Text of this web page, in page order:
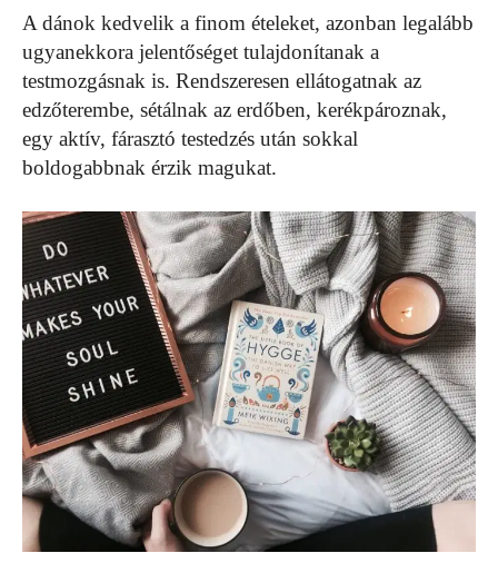
A dánok kedvelik a finom ételeket, azonban legalább
ugyanekkora jelentőséget tulajdonítanak a
testmozgásnak is. Rendszeresen ellátogatnak az
edzőterembe, sétálnak az erdőben, kerékpároznak,
egy aktív, fárasztó testedzés után sokkal
boldogabbnak érzik magukat.